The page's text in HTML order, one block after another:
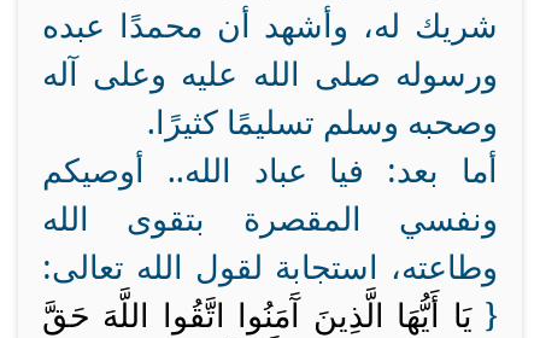
شريك له، وأشهد أن محمدًا عبده
ورسوله صلى الله عليه وعلى آله
وصحبه وسلم تسليمًا كثيرًا.
أما بعد: فيا عباد الله.. أوصيكم
ونفسي المقصرة بتقوى الله
وطاعته، استجابة لقول الله تعالى:
{ يَا أَيُّهَا الَّذِينَ آَمَنُوا اتَّقُوا اللَّهَ حَقَّ